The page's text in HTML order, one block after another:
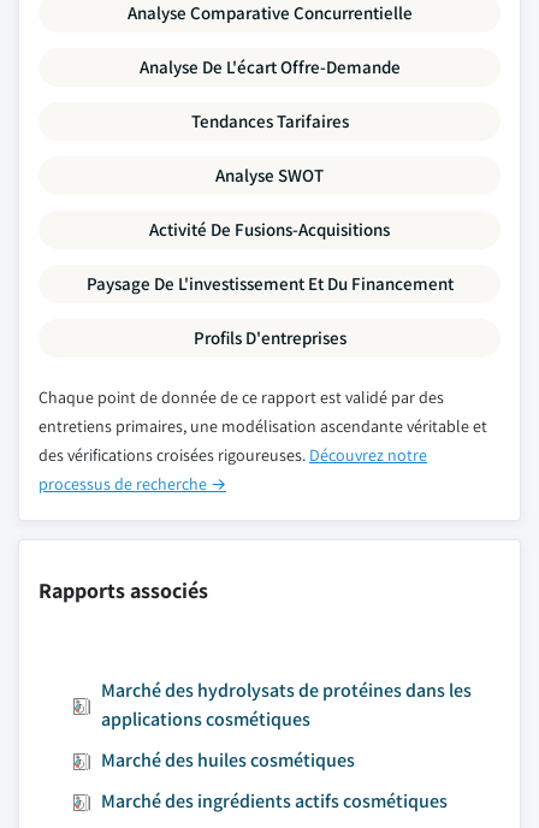
Analyse Comparative Concurrentielle
Analyse De L'écart Offre-Demande
Tendances Tarifaires
Analyse SWOT
Activité De Fusions-Acquisitions
Paysage De L'investissement Et Du Financement
Profils D'entreprises
Chaque point de donnée de ce rapport est validé par des
entretiens primaires, une modélisation ascendante véritable et
des vérifications croisées rigoureuses. Découvrez notre
processus de recherche →
Rapports associés
Marché des hydrolysats de protéines dans les
applications cosmétiques
Marché des huiles cosmétiques
Marché des ingrédients actifs cosmétiques